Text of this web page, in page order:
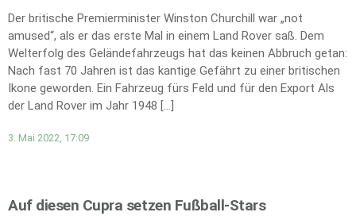
Der britische Premierminister Winston Churchill war „not
amused“, als er das erste Mal in einem Land Rover saß. Dem
Welterfolg des Geländefahrzeugs hat das keinen Abbruch getan:
Nach fast 70 Jahren ist das kantige Gefährt zu einer britischen
Ikone geworden. Ein Fahrzeug fürs Feld und für den Export Als
der Land Rover im Jahr 1948 […]
3. Mai 2022, 17:09
Auf diesen Cupra setzen Fußball-Stars